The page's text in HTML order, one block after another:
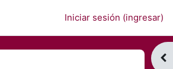
Iniciar sesión (ingresar)